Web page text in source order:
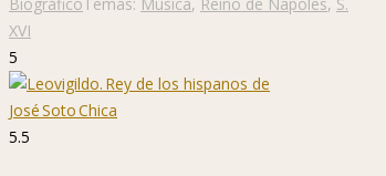
BiográficoTemas: Música, Reino de Napoles, S.
XVI
5
5.5